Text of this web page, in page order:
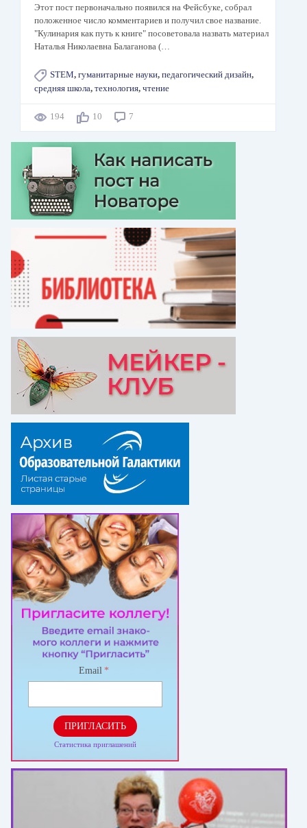
Этот пост первоначально появился на Фейсбуке, собрал
положенное число комментариев и получил свое название.
"Кулинария как путь к книге" посоветовала назвать материал
Наталья Николаевна Балаганова (…
STEM, гуманитарные науки, педагогический дизайн,
средняя школа, технология, чтение
194 10 7
Email *
ПРИГЛАСИТЬ
Статистика приглашений